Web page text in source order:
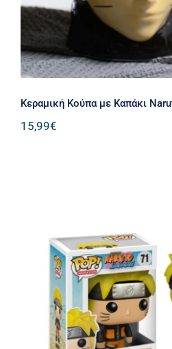
Κεραμική Κούπα με Καπάκι
15,99€
Funko Pop!
Shippuden – Naruto